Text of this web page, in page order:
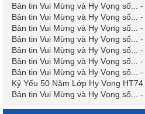
Bản tin Vui Mừng và Hy Vọng số...
-
Bản tin Vui Mừng và Hy Vọng số...
-
Bản tin Vui Mừng và Hy Vọng số...
-
Bản tin Vui Mừng và Hy Vọng số...
-
Bản tin Vui Mừng và Hy Vọng số...
-
Bản tin Vui Mừng và Hy Vọng số...
-
Bản tin Vui Mừng và Hy Vọng số...
-
Kỷ Yếu 50 Năm Lớp Hy Vọng HT74
Bản tin Vui Mừng và Hy Vọng số...
-